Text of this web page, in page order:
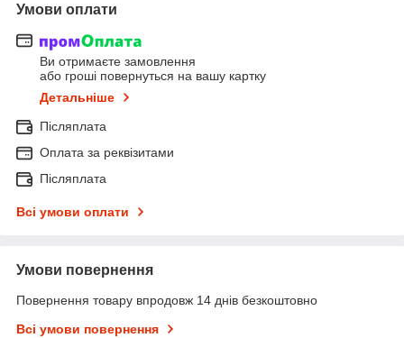
Умови оплати
Ви отримаєте замовлення
або гроші повернуться на вашу картку
Детальніше
Післяплата
Оплата за реквізитами
Післяплата
Всі умови оплати
Умови повернення
Повернення товару впродовж 14 днів безкоштовно
Всі умови повернення